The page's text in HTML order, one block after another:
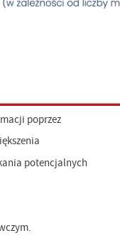
poprzez
potencjalnych